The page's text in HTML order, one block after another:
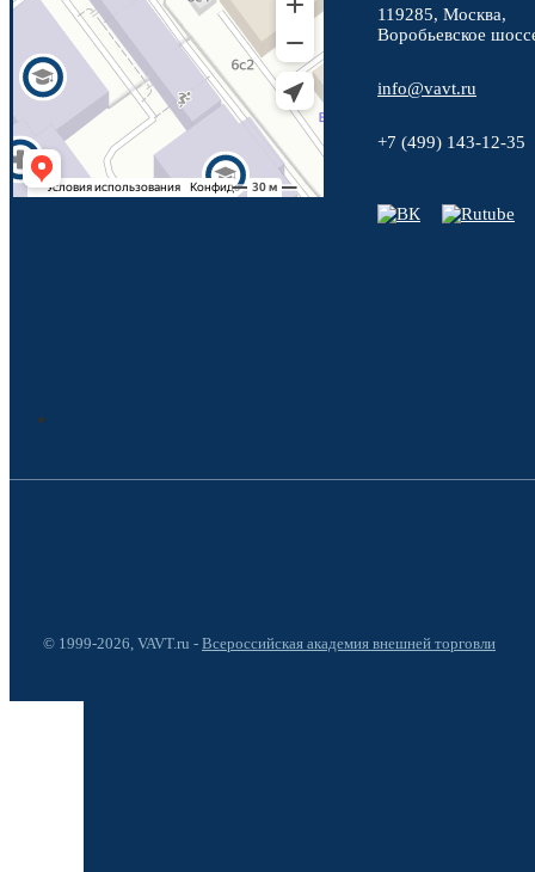
119285, Москва,
Воробьевское
info@vavt.ru
+7 (499) 143-12-35
© 1999-2026, VAVT.ru - Всероссийская академия внешней торговли